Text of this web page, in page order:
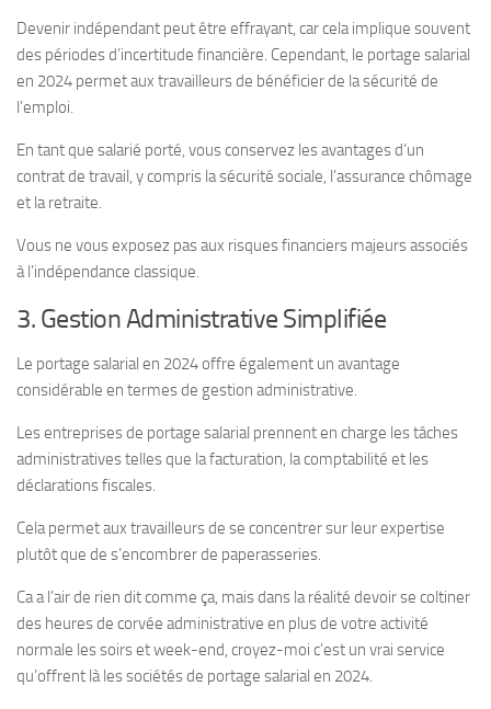
Devenir indépendant peut être effrayant, car cela implique souvent
des périodes d’incertitude financière. Cependant, le portage salarial
en 2024 permet aux travailleurs de bénéficier de la sécurité de
l’emploi.
En tant que salarié porté, vous conservez les avantages d’un
contrat de travail, y compris la sécurité sociale, l’assurance chômage
et la retraite.
Vous ne vous exposez pas aux risques financiers majeurs associés
à l’indépendance classique.
3. Gestion Administrative Simplifiée
Le portage salarial en 2024 offre également un avantage
considérable en termes de gestion administrative.
Les entreprises de portage salarial prennent en charge les tâches
administratives telles que la facturation, la comptabilité et les
déclarations fiscales.
Cela permet aux travailleurs de se concentrer sur leur expertise
plutôt que de s’encombrer de paperasseries.
Ca a l’air de rien dit comme ça, mais dans la réalité devoir se coltiner
des heures de corvée administrative en plus de votre activité
normale les soirs et week-end, croyez-moi c’est un vrai service
qu’offrent là les sociétés de portage salarial en 2024.